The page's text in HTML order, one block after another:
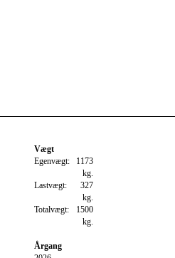
Vægt
Egenvægt: 1173
kg.
Lastvægt:
327
kg.
Totalvægt:
1500
kg.
Årgang